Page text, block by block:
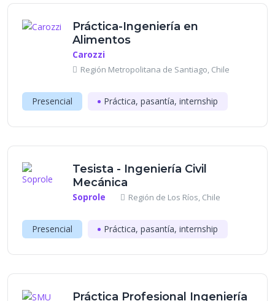
Práctica-Ingeniería en
Alimentos
Carozzi
Región Metropolitana de Santiago, Chile
Presencial Práctica, pasantía, internship
Tesista - Ingeniería Civil
Mecánica
Soprole Región de Los Ríos, Chile
Presencial Práctica, pasantía, internship
Práctica Profesional Ingeniería